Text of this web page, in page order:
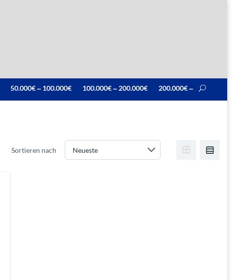
50.000€ ‒ 100.000€ 100.000€ ‒ 200.000€ 200.000€ ‒
Sortieren nach